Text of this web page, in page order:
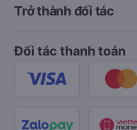
Trở thành đối tác
Đối tác thanh toán